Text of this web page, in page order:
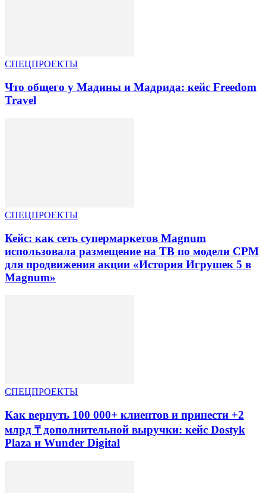
СПЕЦПРОЕКТЫ
Что общего у Мадины и Мадрида: кейс Freedom
Travel
СПЕЦПРОЕКТЫ
Кейс: как сеть супермаркетов Magnum
использовала размещение на ТВ по модели CPM
для продвижения акции «История Игрушек 5 в
Magnum»
СПЕЦПРОЕКТЫ
Как вернуть 100 000+ клиентов и принести +2
млрд ₸ дополнительной выручки: кейс Dostyk
Plaza и Wunder Digital